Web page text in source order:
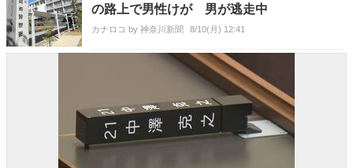
の路上で男性けが 男が逃走中
カナロコ by 神奈川新聞 8/10(月) 12:41